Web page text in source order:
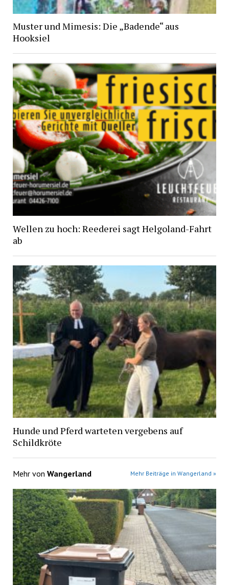
Muster und Mimesis: Die „Badende“ aus
Hooksiel
Wellen zu hoch: Reederei sagt Helgoland-Fahrt
ab
Hunde und Pferd warteten vergebens auf
Schildkröte
Mehr von Wangerland Mehr Beiträge in Wangerland »